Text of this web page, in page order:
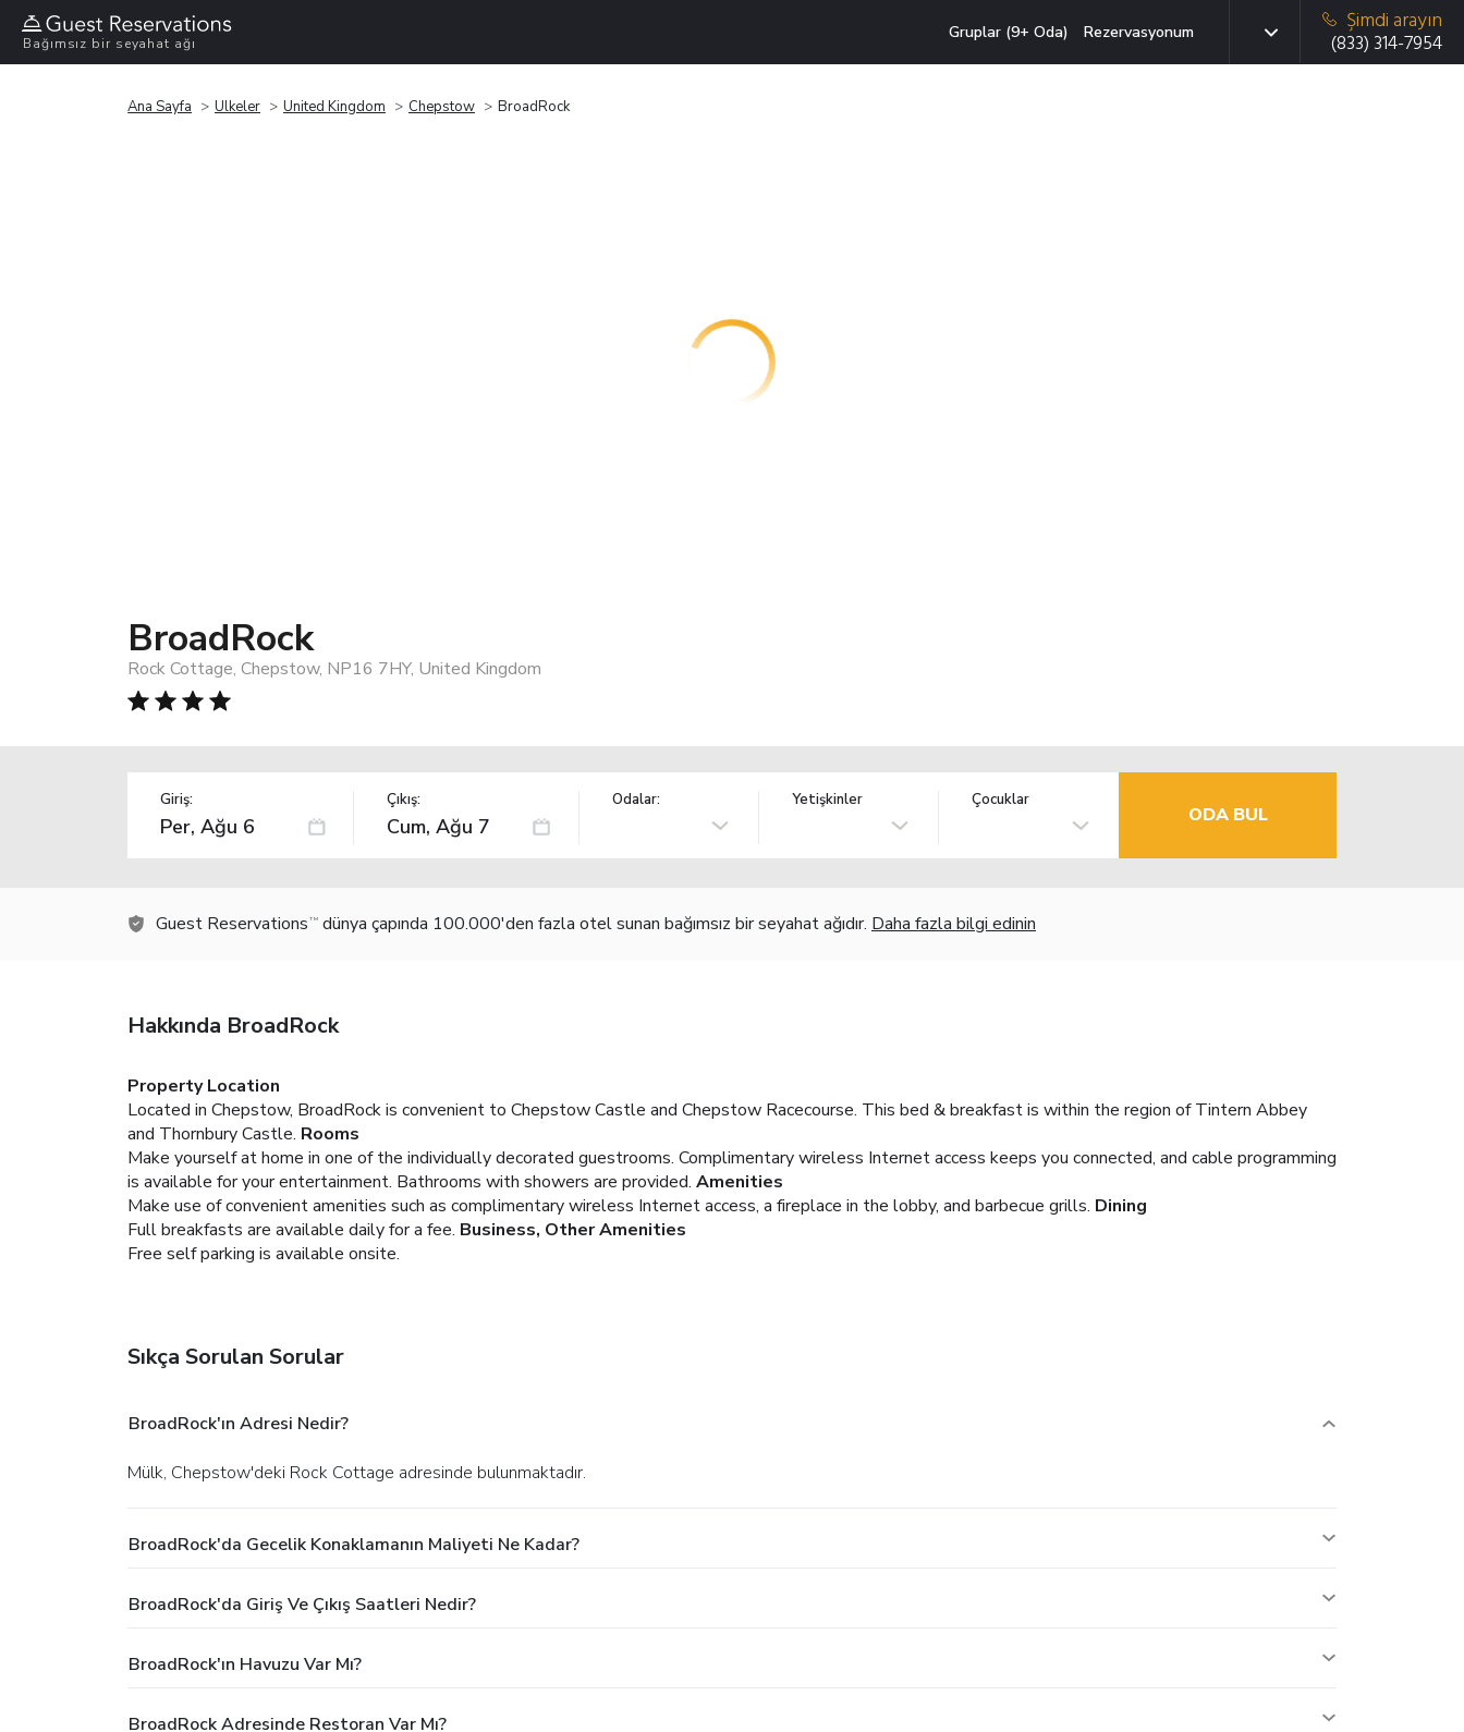
Bağımsız bir seyahat ağı
Gruplar (9+ Oda) Rezervasyonum
Şimdi arayın
(833) 314-7954
Ana Sayfa Ülkeler United Kingdom Chepstow BroadRock
BroadRock
Rock Cottage, Chepstow, NP16 7HY, United Kingdom
Giriş: Çıkış: Odalar: Yetişkinler Çocuklar
ODA BUL
Guest Reservations TM dünya çapında 100.000'den fazla otel sunan bağımsız bir seyahat ağıdır. Daha fazla bilgi edinin
Hakkında BroadRock
Property Location
Located in Chepstow, BroadRock is convenient to Chepstow Castle and Chepstow Racecourse. This bed & breakfast is within the region of Tintern Abbey
and Thornbury Castle. Rooms
Make yourself at home in one of the individually decorated guestrooms. Complimentary wireless Internet access keeps you connected, and cable programming
is available for your entertainment. Bathrooms with showers are provided. Amenities
Make use of convenient amenities such as complimentary wireless Internet access, a fireplace in the lobby, and barbecue grills. Dining
Full breakfasts are available daily for a fee. Business, Other Amenities
Free self parking is available onsite.
Sıkça Sorulan Sorular
BroadRock'ın Adresi Nedir?
Mülk, Chepstow'deki Rock Cottage adresinde bulunmaktadır.
BroadRock'da Gecelik Konaklamanın Maliyeti Ne Kadar?
BroadRock'da Giriş Ve Çıkış Saatleri Nedir?
BroadRock'ın Havuzu Var Mı?
BroadRock Adresinde Restoran Var Mı?